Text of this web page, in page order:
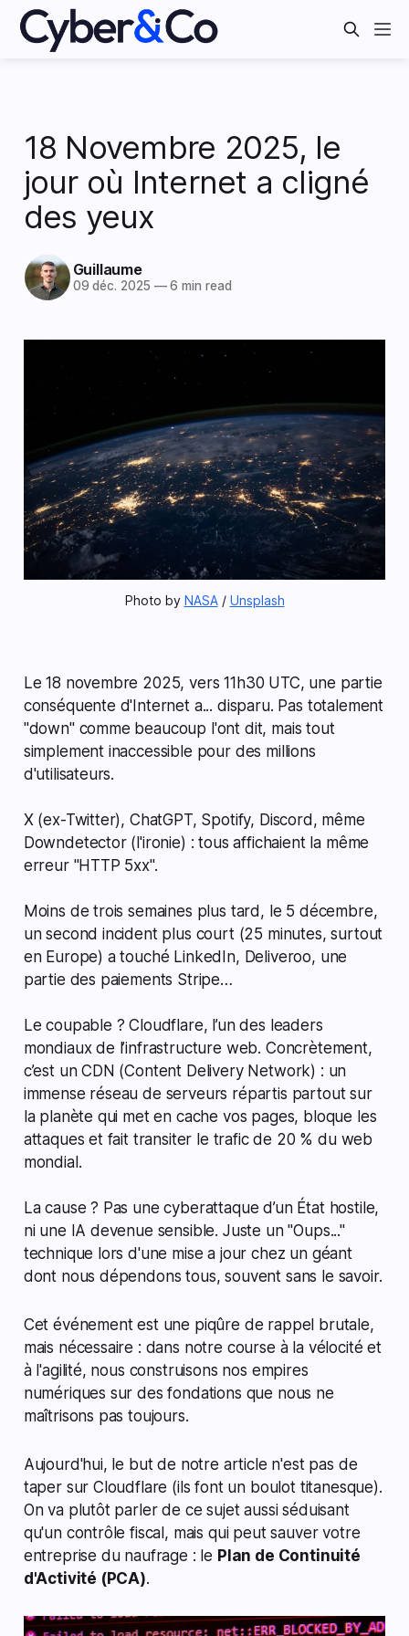
18 Novembre 2025, le
jour où Internet a cligné
des yeux
Guillaume
09 déc. 2025 —6 min read
Photo by NASA / Unsplash
Le 18 novembre 2025, vers 11h30 UTC, une partie
conséquente d'Internet a... disparu. Pas totalement
"down" comme beaucoup l'ont dit, mais tout
simplement inaccessible pour des millions
d'utilisateurs.
X (ex-Twitter), ChatGPT, Spotify, Discord, même
Downdetector (l'ironie) : tous affichaient la même
erreur "HTTP 5xx".
Moins de trois semaines plus tard, le 5 décembre,
un second incident plus court (25 minutes, surtout
en Europe) a touché LinkedIn, Deliveroo, une
partie des paiements Stripe…
Le coupable ? Cloudflare, l’un des leaders
mondiaux de l’infrastructure web. Concrètement,
c’est un CDN (Content Delivery Network) : un
immense réseau de serveurs répartis partout sur
la planète qui met en cache vos pages, bloque les
attaques et fait transiter le trafic de 20 % du web
mondial.
La cause ? Pas une cyberattaque d’un État hostile,
ni une IA devenue sensible. Juste un "Oups..."
technique lors d'une mise a jour chez un géant
dont nous dépendons tous, souvent sans le savoir.
Cet événement est une piqûre de rappel brutale,
mais nécessaire : dans notre course à la vélocité et
à l'agilité, nous construisons nos empires
numériques sur des fondations que nous ne
maîtrisons pas toujours.
Aujourd'hui, le but de notre article n'est pas de
taper sur Cloudflare (ils font un boulot titanesque).
On va plutôt parler de ce sujet aussi séduisant
qu'un contrôle fiscal, mais qui peut sauver votre
entreprise du naufrage : le Plan de Continuité
d'Activité (PCA).